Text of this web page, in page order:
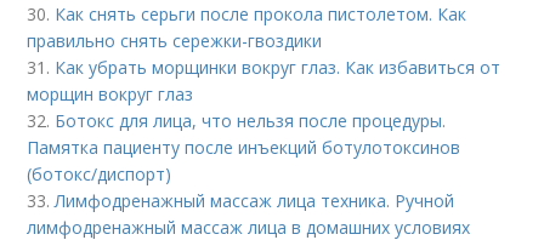
30. Как снять серьги после прокола пистолетом. Как
правильно снять сережки-гвоздики
31. Как убрать морщинки вокруг глаз. Как избавиться от
морщин вокруг глаз
32. Ботокс для лица, что нельзя после процедуры.
Памятка пациенту после инъекций ботулотоксинов
(ботокс/диспорт)
33. Лимфодренажный массаж лица техника. Ручной
лимфодренажный массаж лица в домашних условиях